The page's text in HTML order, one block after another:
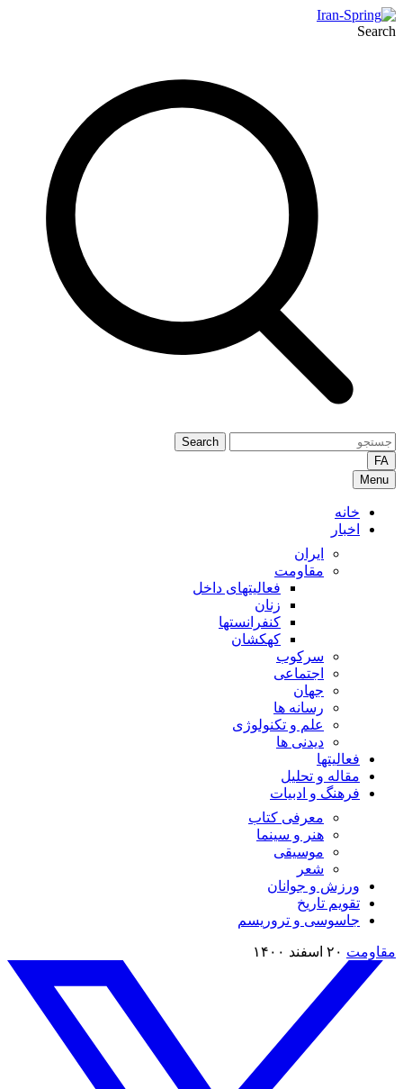
Search
Search
FA
Menu
خانه
اخبار
ایران
مقاومت
فعالیتهای داخل
زنان
کنفرانستها
کهکشان
سرکوب
اجتماعی
جهان
رسانه ها
علم و تکنولوژی
دیدنی ها
فعالیتها
مقاله و تحلیل
فرهنگ و ادبیات
معرفی کتاب
هنر و سینما
موسیقی
شعر
ورزش و جوانان
تقویم تاريخ
جاسوسی و تروریسم
مقاومت ۲۰ اسفند ۱۴۰۰